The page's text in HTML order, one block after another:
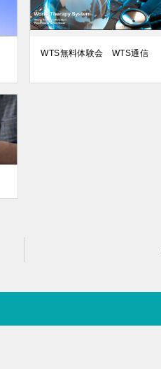
WTS無料体験会 WTS通信